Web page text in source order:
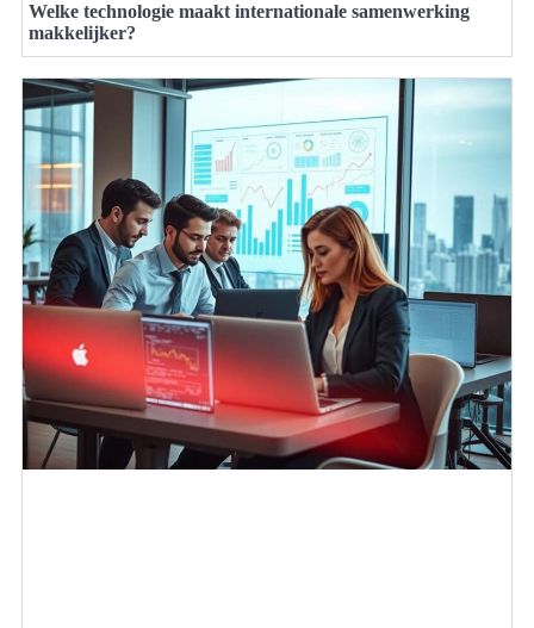
Welke technologie maakt internationale samenwerking
makkelijker?